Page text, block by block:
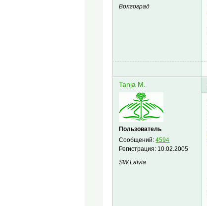
Волгоград
Tanja M.
Пользователь
Сообщений:4594
Регистрация: 10.02.2005
SW Latvia